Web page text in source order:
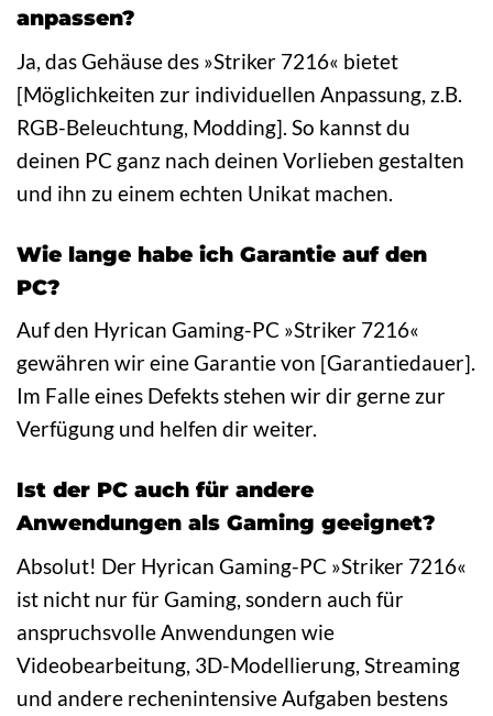
anpassen?
Ja, das Gehäuse des »Striker 7216« bietet
[Möglichkeiten zur individuellen Anpassung, z.B.
RGB-Beleuchtung, Modding]. So kannst du
deinen PC ganz nach deinen Vorlieben gestalten
und ihn zu einem echten Unikat machen.
Wie lange habe ich Garantie auf den
PC?
Auf den Hyrican Gaming-PC »Striker 7216«
gewähren wir eine Garantie von [Garantiedauer].
Im Falle eines Defekts stehen wir dir gerne zur
Verfügung und helfen dir weiter.
Ist der PC auch für andere
Anwendungen als Gaming geeignet?
Absolut! Der Hyrican Gaming-PC »Striker 7216«
ist nicht nur für Gaming, sondern auch für
anspruchsvolle Anwendungen wie
Videobearbeitung, 3D-Modellierung, Streaming
und andere rechenintensive Aufgaben bestens